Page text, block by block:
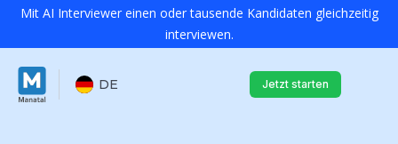
Mit AI Interviewer einen oder tausende Kandidaten gleichzeitig
interviewen.
DE Jetzt starten